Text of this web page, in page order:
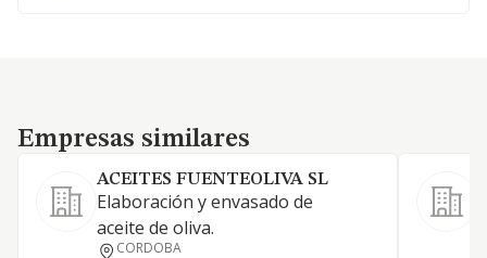
Empresas similares
Empresas similares
ACEITES FUENTEOLIVA SL
Elaboración y envasado de
aceite de oliva.
CORDOBA